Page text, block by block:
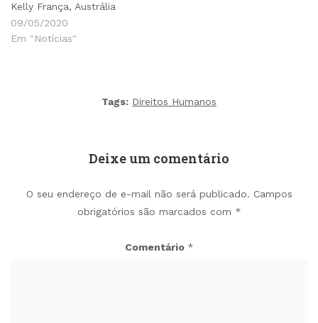
Kelly França, Austrália
09/05/2020
Em "Notícias"
Tags: Direitos Humanos
Deixe um comentário
O seu endereço de e-mail não será publicado. Campos
obrigatórios são marcados com *
Comentário *